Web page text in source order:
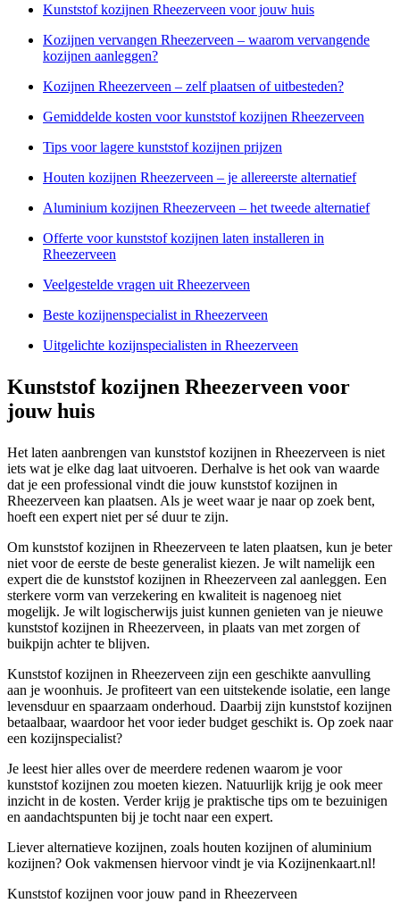
Kunststof kozijnen Rheezerveen voor jouw huis
Kozijnen vervangen Rheezerveen – waarom vervangende
kozijnen aanleggen?
Kozijnen Rheezerveen – zelf plaatsen of uitbesteden?
Gemiddelde kosten voor kunststof kozijnen Rheezerveen
Tips voor lagere kunststof kozijnen prijzen
Houten kozijnen Rheezerveen – je allereerste alternatief
Aluminium kozijnen Rheezerveen – het tweede alternatief
Offerte voor kunststof kozijnen laten installeren in
Rheezerveen
Veelgestelde vragen uit Rheezerveen
Beste kozijnenspecialist in Rheezerveen
Uitgelichte kozijnspecialisten in Rheezerveen
Kunststof kozijnen Rheezerveen voor
jouw huis
Het laten aanbrengen van kunststof kozijnen in Rheezerveen is niet
iets wat je elke dag laat uitvoeren. Derhalve is het ook van waarde
dat je een professional vindt die jouw kunststof kozijnen in
Rheezerveen kan plaatsen. Als je weet waar je naar op zoek bent,
hoeft een expert niet per sé duur te zijn.
Om kunststof kozijnen in Rheezerveen te laten plaatsen, kun je beter
niet voor de eerste de beste generalist kiezen. Je wilt namelijk een
expert die de kunststof kozijnen in Rheezerveen zal aanleggen. Een
sterkere vorm van verzekering en kwaliteit is nagenoeg niet
mogelijk. Je wilt logischerwijs juist kunnen genieten van je nieuwe
kunststof kozijnen in Rheezerveen, in plaats van met zorgen of
buikpijn achter te blijven.
Kunststof kozijnen in Rheezerveen zijn een geschikte aanvulling
aan je woonhuis. Je profiteert van een uitstekende isolatie, een lange
levensduur en spaarzaam onderhoud. Daarbij zijn kunststof kozijnen
betaalbaar, waardoor het voor ieder budget geschikt is. Op zoek naar
een kozijnspecialist?
Je leest hier alles over de meerdere redenen waarom je voor
kunststof kozijnen zou moeten kiezen. Natuurlijk krijg je ook meer
inzicht in de kosten. Verder krijg je praktische tips om te bezuinigen
en aandachtspunten bij je tocht naar een expert.
Liever alternatieve kozijnen, zoals houten kozijnen of aluminium
kozijnen? Ook vakmensen hiervoor vindt je via Kozijnenkaart.nl!
Kunststof kozijnen voor jouw pand in Rheezerveen